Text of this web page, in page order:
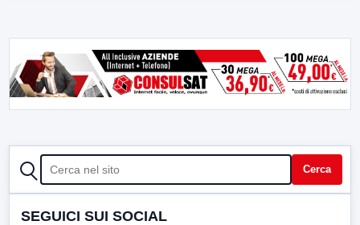
CERCA Cerca
SEGUICI SUI SOCIAL